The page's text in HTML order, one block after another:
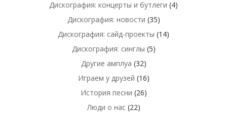
Дискография: концерты и бутлеги (4)
Дискография: новости (35)
Дискография: сайд-проекты (14)
Дискография: синглы (5)
Другие амплуа (32)
Играем у друзей (16)
История песни (26)
Люди о нас(22)